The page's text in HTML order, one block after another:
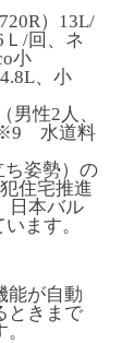
）13L/
Ｌ/回、ネ
小
、小
男性2人、
※9 水道料
姿勢）の
住宅推進
日本バル
ます。
能が自動
ときまで